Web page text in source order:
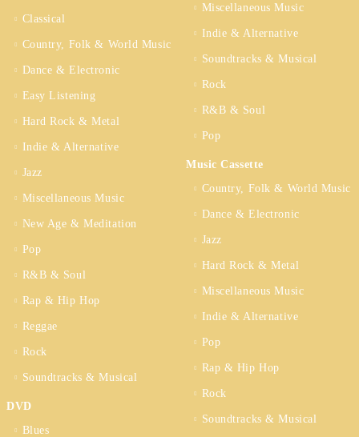
Classical
Country, Folk & World Music
Dance & Electronic
Easy Listening
Hard Rock & Metal
Indie & Alternative
Jazz
Miscellaneous Music
New Age & Meditation
Pop
R&B & Soul
Rap & Hip Hop
Reggae
Rock
Soundtracks & Musical
DVD
Blues
Miscellaneous Music
Indie & Alternative
Soundtracks & Musical
Rock
R&B & Soul
Pop
Music Cassette
Country, Folk & World Music
Dance & Electronic
Jazz
Hard Rock & Metal
Miscellaneous Music
Indie & Alternative
Pop
Rap & Hip Hop
Rock
Soundtracks & Musical